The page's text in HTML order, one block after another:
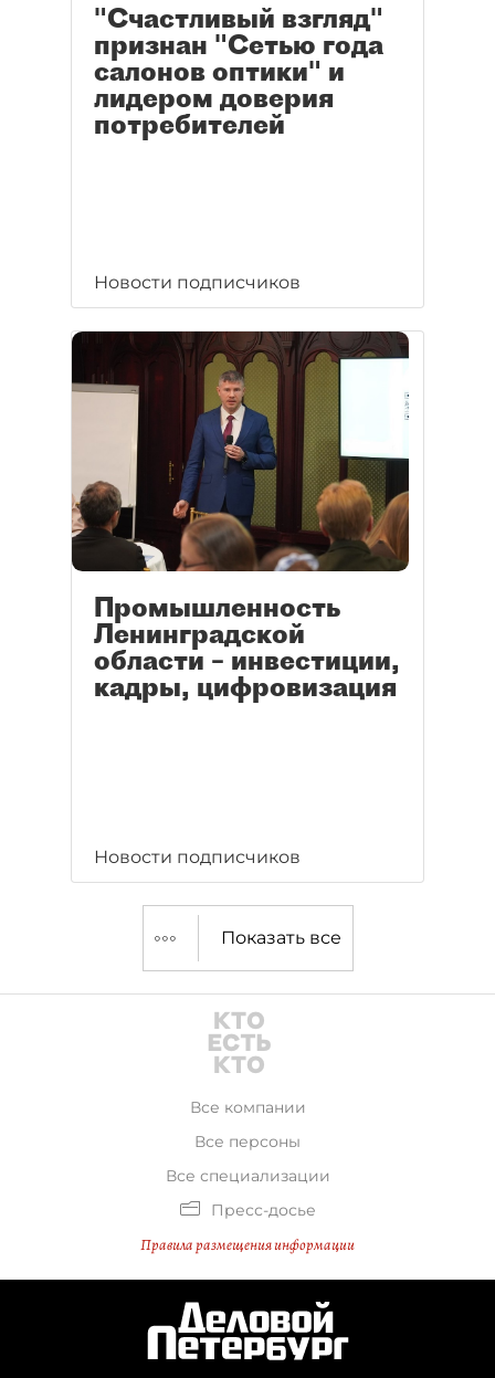
"Счастливый взгляд"
признан "Сетью года
салонов оптики" и
лидером доверия
потребителей
Новости подписчиков
Промышленность
Ленинградской
области – инвестиции,
кадры, цифровизация
Новости подписчиков
Показать все
Все компании
Все персоны
Все специализации
Пресс-досье
Правила размещения информации